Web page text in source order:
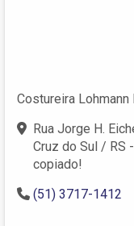
Costureira Lohmann
Rua Jorge H.
Cruz do Sul / RS
copiado!
(51) 3717-1412